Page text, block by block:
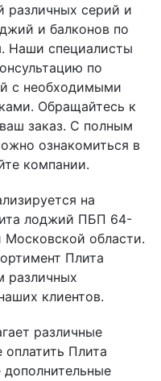
различных серий и
и балконов по
Наши специалисты
по
с необходимыми
Обращайтесь к
заказ. С полным
ознакомиться в
компании.
на
лоджий ПБП 64-
области.
Плита
различных
клиентов.
различные
Плита